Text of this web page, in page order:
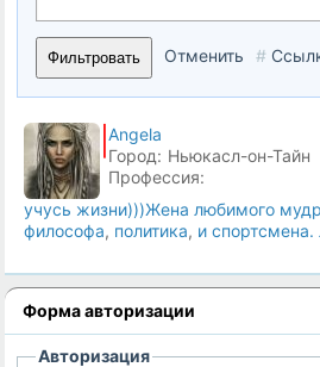
Фильтровать Отменить #
Angela
Город: Ньюкасл-он-Тайн
Профессия:
учусь жизни)))Жена любимого
философа, политика, и
Форма авторизации
Авторизация